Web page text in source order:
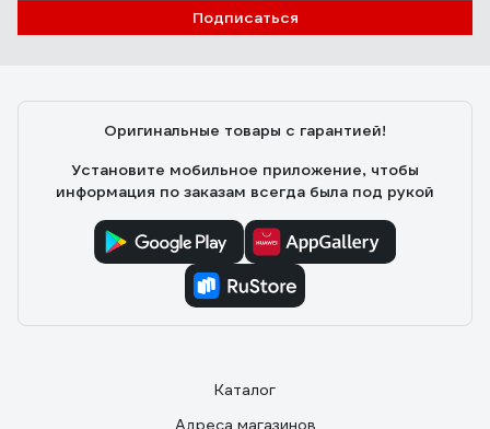
Подписаться
Оригинальные товары с гарантией!
Установите мобильное приложение, чтобы
информация по заказам всегда была под рукой
Каталог
Адреса магазинов